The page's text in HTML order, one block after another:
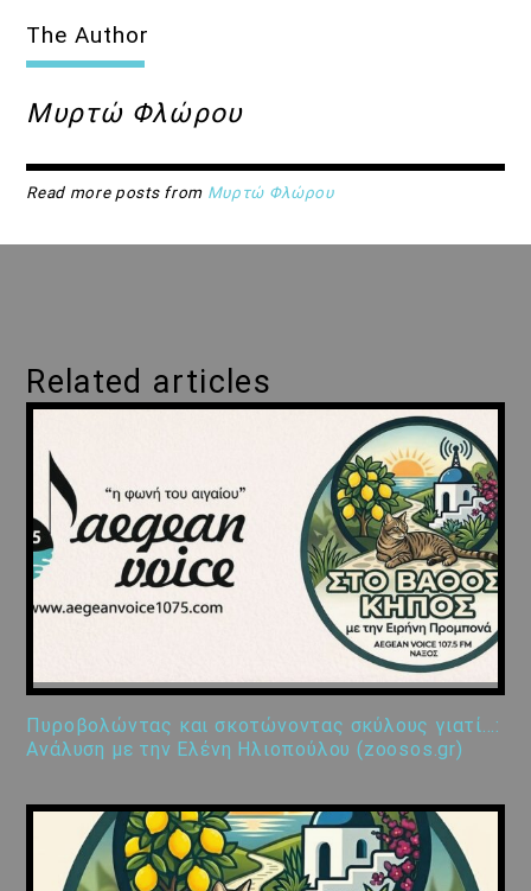
The Author
Μυρτώ Φλώρου
Read more posts from Μυρτώ Φλώρου
Related articles
Πυροβολώντας και σκοτώνοντας σκύλους γιατί…:
Ανάλυση με την Ελένη Ηλιοπούλου (zoosos.gr)